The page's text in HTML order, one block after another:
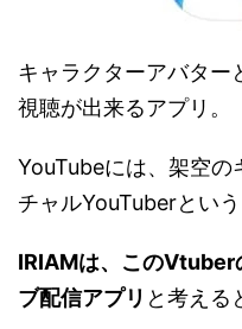
キャラクターアバター
視聴が出来るアプリ。
YouTubeには、架空の
チャルYouTuberとい
IRIAMは、このVtuber
ブ配信アプリ と考える